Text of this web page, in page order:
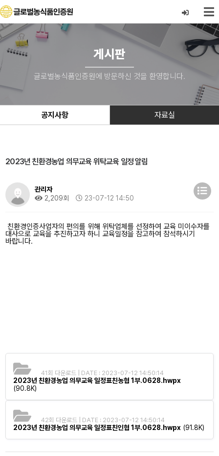
게시판
글로벌농식품인증원에 방문하신 것을 환영합니다.
공지사항 자료실
2023년 친환경농업 의무교육 위탁교육 일정 알림
관리자
2,209회
23-07-12 14:50
친환경인증사업자의 편의를 위해 위탁업체를 선정하여 교육 미이수자를
대사으로 교육을 추진하고자 하니 교육일정을 참고하여 참석하시기
바랍니다.
2023년 친환경농업 의무교육 일정표친농협 1부.0628.hwpx
(90.8K)
41회 다운로드 | DATE : 2023-07-12 14:50:14
2023년 친환경농업 의무교육 일정표친인협 1부.0628.hwpx (91.8K)
42회 다운로드 | DATE : 2023-07-12 14:50:14